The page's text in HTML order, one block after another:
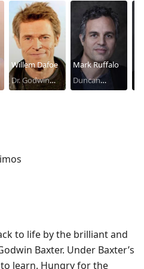
Willem Dafoe
Dr. Godwin
Mark Ruffalo
Duncan
to life by the brilliant and
Baxter. Under Baxter’s
learn. Hungry for the